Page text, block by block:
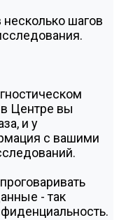
шагов
Центре вы
и у
с вашими
- так